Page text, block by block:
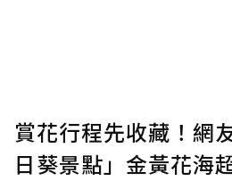
賞花行程先收藏！網
日葵景點」金黃花海